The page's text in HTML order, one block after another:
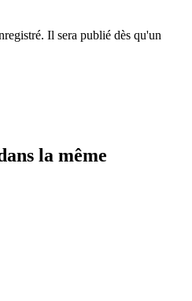
Il sera publié dès qu'un
la même